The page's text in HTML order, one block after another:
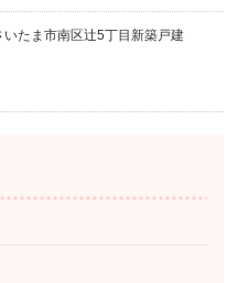
たま市南区辻5丁目新築戸建